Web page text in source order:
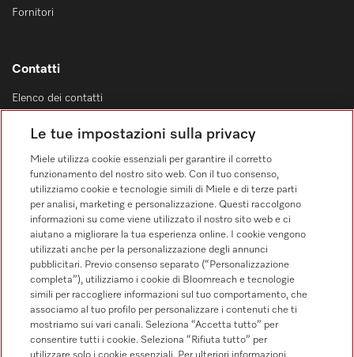
Fornitori
Contatti
Elenco dei contatti
0471 666 319
0471 666 319
Segui Miele Professional
Le tue impostazioni sulla privacy
Miele utilizza cookie essenziali per garantire il corretto
funzionamento del nostro sito web. Con il tuo consenso,
utilizziamo cookie e tecnologie simili di Miele e di terze parti
per analisi, marketing e personalizzazione. Questi raccolgono
informazioni su come viene utilizzato il nostro sito web e ci
aiutano a migliorare la tua esperienza online. I cookie vengono
utilizzati anche per la personalizzazione degli annunci
pubblicitari. Previo consenso separato (“Personalizzazione
completa”), utilizziamo i cookie di Bloomreach e tecnologie
simili per raccogliere informazioni sul tuo comportamento, che
associamo al tuo profilo per personalizzare i contenuti che ti
mostriamo sui vari canali. Seleziona “Accetta tutto” per
consentire tutti i cookie. Seleziona “Rifiuta tutto” per